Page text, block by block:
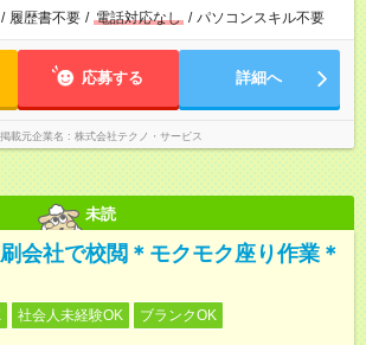
/ 履歴書不要 / 電話対応なし / パソコンスキル不要
応募する 詳細へ
掲載元企業名 株式会社テクノ・サービス
未読
会社で校閲＊モクモク座り作業＊
社会人未経験OK
ブランクOK